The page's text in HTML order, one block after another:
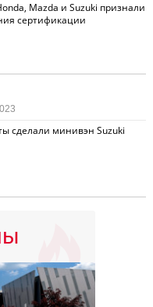
Mazda и Suzuki признали
сертификации
сделали минивэн Suzuki